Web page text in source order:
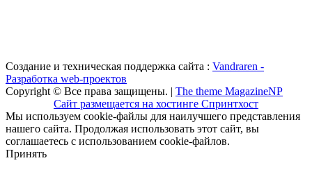
Создание и техническая поддержка сайта : Vandraren -
Разработка web-проектов
Copyright © Все права защищены. | The theme MagazineNP
Сайт размещается на хостинге Спринтхост
Мы используем cookie-файлы для наилучшего представления
нашего сайта. Продолжая использовать этот сайт, вы
соглашаетесь с использованием cookie-файлов.
Принять